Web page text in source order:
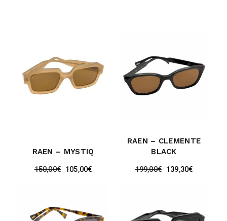
RAEN – MYSTIQ
150,00€ 105,00€
RAEN – CLEMENTE
BLACK
199,00€ 139,30€